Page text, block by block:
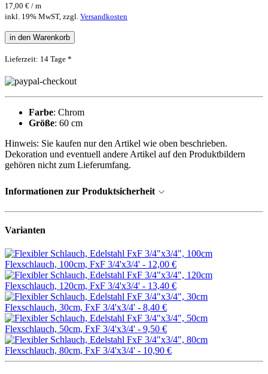
17,00 € / m
inkl. 19% MwST, zzgl. Versandkosten
in den Warenkorb
Lieferzeit: 14 Tage *
Farbe: Chrom
Größe: 60 cm
Hinweis: Sie kaufen nur den Artikel wie oben beschrieben.
Dekoration und eventuell andere Artikel auf den Produktbildern
gehören nicht zum Lieferumfang.
Informationen zur Produktsicherheit
Varianten
Flexschlauch, 100cm, FxF 3/4'x3/4' - 12,00 €
Flexschlauch, 120cm, FxF 3/4'x3/4' - 13,40 €
Flexschlauch, 30cm, FxF 3/4'x3/4' - 8,40 €
Flexschlauch, 50cm, FxF 3/4'x3/4' - 9,50 €
Flexschlauch, 80cm, FxF 3/4'x3/4' - 10,90 €